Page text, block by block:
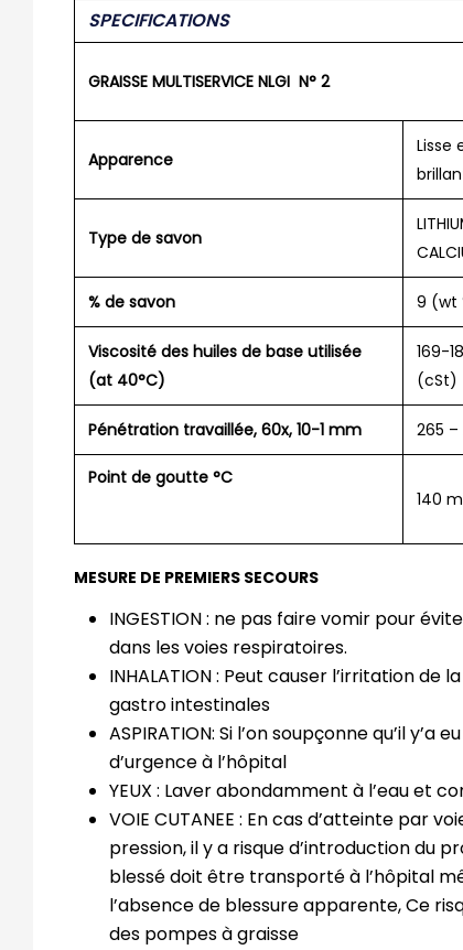
SPECIFICATIONS
GRAISSE MULTISERVICE NLGI N° 2
Apparence
Lisse
Type de savon
% de savon 9 (wt
Viscosité des huiles de base utilisée
(at 40°C)
169-
(cSt)
Pénétration travaillée, 60x, 10-1 mm 265 –
Point de goutte °C
140
MESURE DE PREMIERS SECOURS
INGESTION : ne pas faire vomir pour
dans les voies respiratoires.
INHALATION : Peut causer l’irritation de
gastro intestinales
ASPIRATION: Si l’on soupçonne qu’il
d’urgence à l’hôpital
YEUX : Laver abondamment à l’eau et
VOIE CUTANEE : En cas d’atteinte par
pression, il y a risque d’introduction du
blessé doit être transporté à l’hôpital
l’absence de blessure apparente, Ce
des pompes à graisse